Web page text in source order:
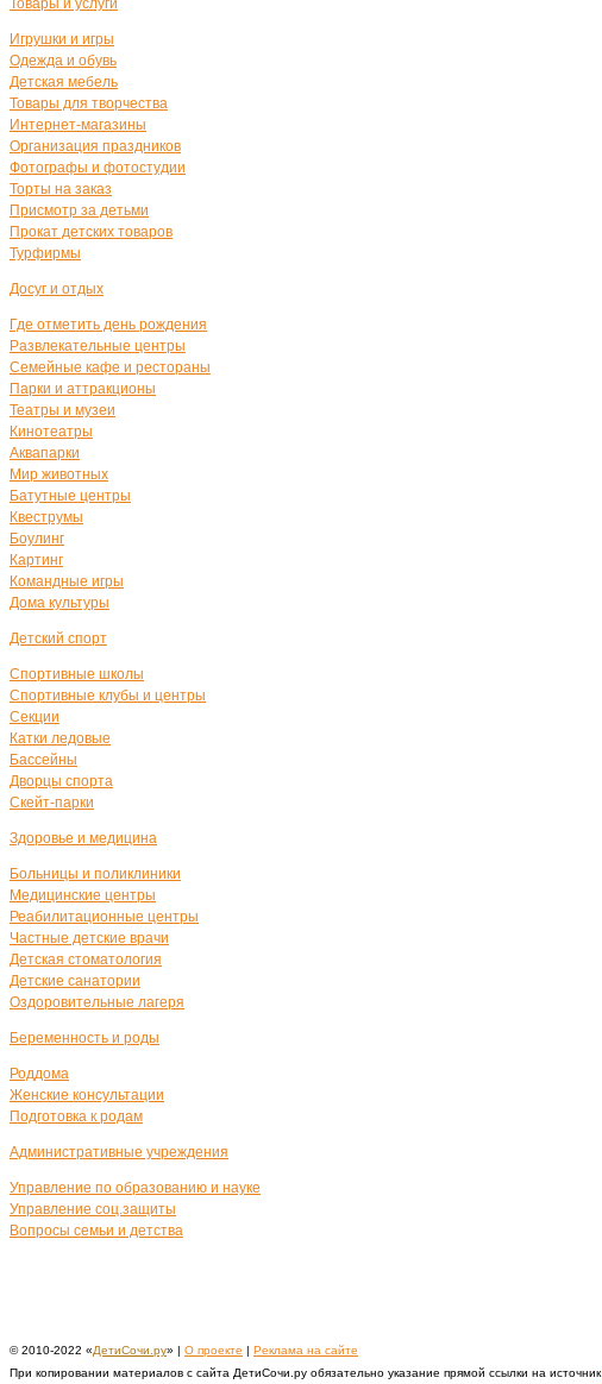
Товары и услуги
Игрушки и игры
Одежда и обувь
Детская мебель
Товары для творчества
Интернет-магазины
Организация праздников
Фотографы и фотостудии
Торты на заказ
Присмотр за детьми
Прокат детских товаров
Турфирмы
Досуг и отдых
Где отметить день рождения
Развлекательные центры
Семейные кафе и рестораны
Парки и аттракционы
Театры и музеи
Кинотеатры
Аквапарки
Мир животных
Батутные центры
Квеструмы
Боулинг
Картинг
Командные игры
Дома культуры
Детский спорт
Спортивные школы
Спортивные клубы и центры
Секции
Катки ледовые
Бассейны
Дворцы спорта
Скейт-парки
Здоровье и медицина
Больницы и поликлиники
Медицинские центры
Реабилитационные центры
Частные детские врачи
Детская стоматология
Детские санатории
Оздоровительные лагеря
Беременность и роды
Роддома
Женские консультации
Подготовка к родам
Административные учреждения
Управление по образованию и науке
Управление соц.защиты
Вопросы семьи и детства
© 2010-2022 «ДетиСочи.ру» | О проекте | Реклама на сайте
При копировании материалов с сайта ДетиСочи.ру обязательно указание прямой ссылки на источник